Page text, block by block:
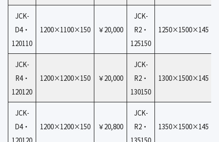
JCK-
D4・
120110
1200×1100×150 ￥20,000
JCK-
R2・
125150
1250×1500×145
JCK-
R4・
120120
1200×1200×150 ￥20,000
JCK-
R2・
130150
1300×1500×145
JCK-
D4・
1200×1200×150 ￥20,800
JCK-
R2・
1350×1500×145